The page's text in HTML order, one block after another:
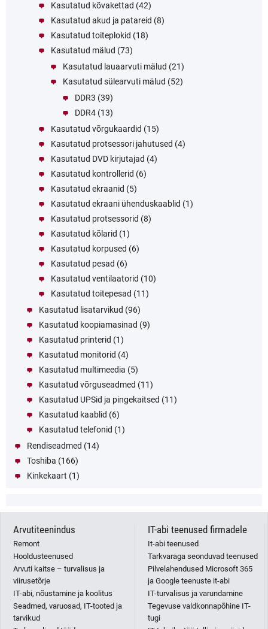
Kasutatud kõvakettad (42)
Kasutatud akud ja patareid (8)
Kasutatud toiteplokid (18)
Kasutatud mälud (73)
Kasutatud lauaarvuti mälud (21)
Kasutatud sülearvuti mälud (52)
DDR3 (39)
DDR4 (13)
Kasutatud võrgukaardid (15)
Kasutatud protsessori jahutused (4)
Kasutatud DVD kirjutajad (4)
Kasutatud kontrollerid (6)
Kasutatud ekraanid (5)
Kasutatud ekraani ühenduskaablid (1)
Kasutatud protsessorid (8)
Kasutatud kõlarid (1)
Kasutatud korpused (6)
Kasutatud pesad (6)
Kasutatud ventilaatorid (10)
Kasutatud toitepesad (11)
Kasutatud lisatarvikud (96)
Kasutatud koopiamasinad (9)
Kasutatud printerid (1)
Kasutatud monitorid (4)
Kasutatud multimeedia (5)
Kasutatud võrguseadmed (11)
Kasutatud UPSid ja pingekaitsed (11)
Kasutatud kaablid (6)
Kasutatud telefonid (1)
Rendiseadmed (14)
Toshiba (166)
Kinkekaart (1)
Arvutiteenindus
Remont
Hooldusteenused
Arvuti kaitse – turvalisus ja
viirusetõrje
IT-abi, nõustamine ja koolitus
Seadmed, varuosad, IT-tooted ja
tarvikud
IT-abi teenused firmadele
It-abi teenused
Tarkvaraga seonduvad teenused
Pilvelahendused Microsoft 365
ja Google teenuste it-abi
IT-turvalisus ja varundamine
Tegevuse valdkonnapõhine IT-
tugi